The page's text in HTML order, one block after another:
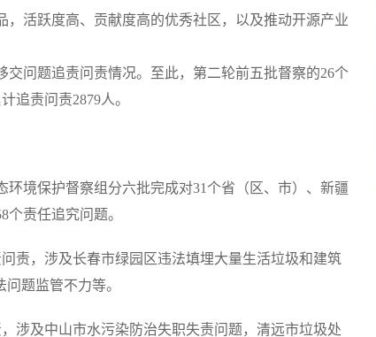
活跃度高、贡献度高的优秀社区，以及推动开源产业
问题追责问责情况。至此，第二轮前五批督察的26个
追责问责2879人。
境保护督察组分六批完成对31个省（区、市）、新疆
责任追究问题。
，涉及长春市绿园区违法填埋大量生活垃圾和建筑
题监管不力等。
及中山市水污染防治失职失责问题，清远市垃圾处